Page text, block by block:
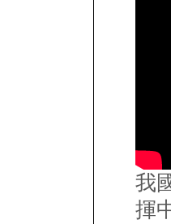
我
揮